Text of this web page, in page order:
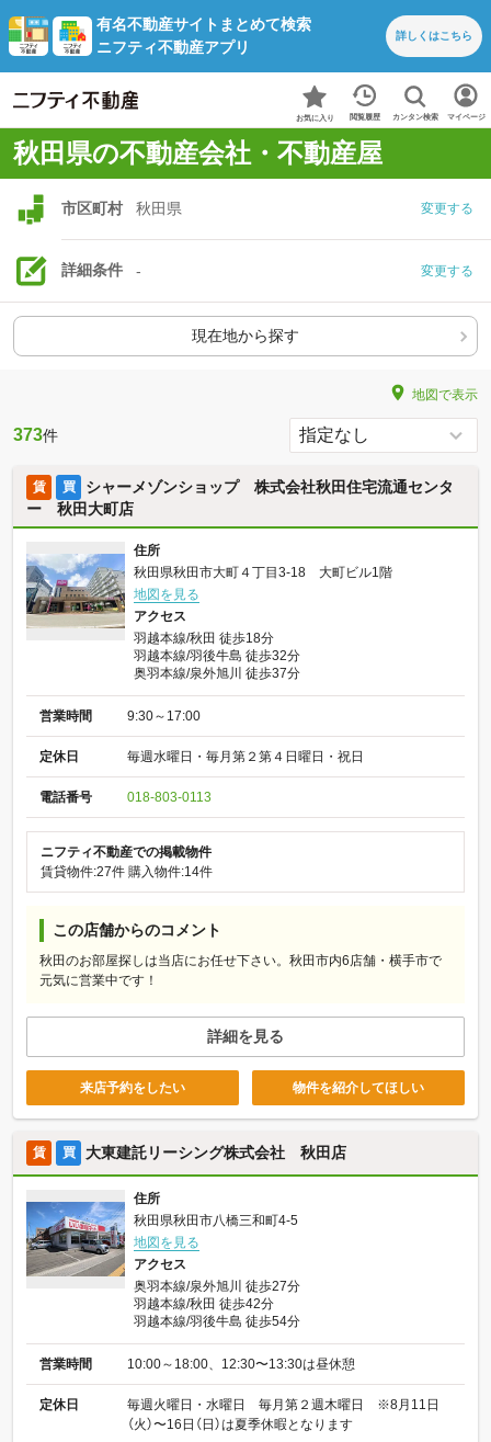
有名不動産サイトまとめて検索
ニフティ不動産アプリ
詳しくはこちら
お気に入り 閲覧履歴 カンタン検索 マイページ
秋田県の不動産会社・不動産屋
市区町村 秋田県 変更する
詳細条件 - 変更する
現在地から探す
地図で表示
373件
賃 買
シャーメゾンショップ 株式会社秋田住宅流通センタ
ー 秋田大町店
住所
秋田県秋田市大町４丁目3-18 大町ビル1階
地図を見る
アクセス
羽越本線/秋田 徒歩18分
羽越本線/羽後牛島 徒歩32分
奥羽本線/泉外旭川 徒歩37分
営業時間 9:30～17:00
定休日 毎週水曜日・毎月第２第４日曜日・祝日
電話番号 018-803-0113
ニフティ不動産での掲載物件
賃貸物件:27件 購入物件:14件
この店舗からのコメント
秋田のお部屋探しは当店にお任せ下さい。秋田市内6店舗・横手市で
元気に営業中です！
詳細を見る
来店予約をしたい 物件を紹介してほしい
賃 買 大東建託リーシング株式会社 秋田店
住所
秋田県秋田市八橋三和町4-5
地図を見る
アクセス
奥羽本線/泉外旭川 徒歩27分
羽越本線/秋田 徒歩42分
羽越本線/羽後牛島 徒歩54分
営業時間 10:00～18:00、12:30〜13:30は昼休憩
定休日
毎週火曜日・水曜日 毎月第２週木曜日 ※8月11日
（火）〜16日（日）は夏季休暇となります